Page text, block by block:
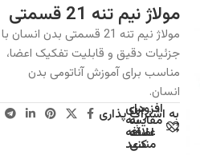
مولاژ نیم تنه 21 قسمتی
مولاژ نیم تنه 21 قسمتی بدن انسان با
جزئیات دقیق و قابلیت تفکیک اعضا،
مناسب برای آموزش آناتومی بدن
انسان.
برای
مقایسه
اضافه
کنید
افزودن
به
علاقه
مندی
به اشتراک پذاری